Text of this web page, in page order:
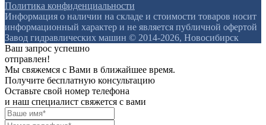
Политика конфиденциальности
Информация о наличии на складе и стоимости товаров носит
информационный характер и не является публичной офертой
Завод гидравлических машин © 2014-2026, Новосибирск
Ваш запрос успешно
отправлен!
Мы свяжемся с Вами в ближайшее время.
Получите бесплатную консультацию
Оставьте свой номер телефона
и наш специалист свяжется с вами